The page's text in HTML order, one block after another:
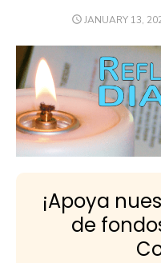
POSTED
JANUARY 13,
¡Apoya
de